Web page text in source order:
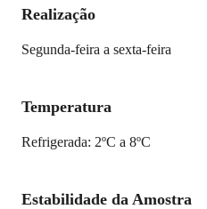
Temperatura
Refrigerada: 2ºC a 8ºC
Estabilidade da Amostra
Realização
Segunda-feira a sexta-feira